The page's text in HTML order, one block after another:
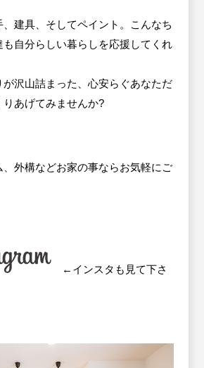
、建具、そしてペイント。こんなち
も自分らしい暮らしを応援してくれ
が沢山詰まった、心安らぐあなただ
あげてみませんか?
、外構などお家の事ならお気軽にご
←インスタも見て下さ